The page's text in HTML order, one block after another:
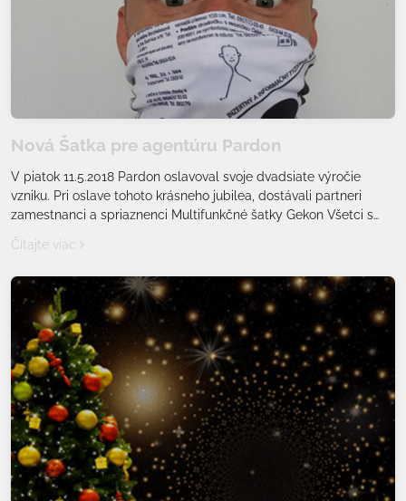
Nová Šatka pre agentúru Pardon
V piatok 11.5.2018 Pardon oslavoval svoje dvadsiate výročie
vzniku. Pri oslave tohoto krásneho jubilea, dostávali partneri
zamestnanci a spriaznenci Multifunkčné šatky Gekon Všetci s
Čítajte viac